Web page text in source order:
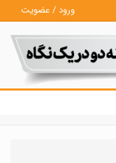
ورود / عضویت